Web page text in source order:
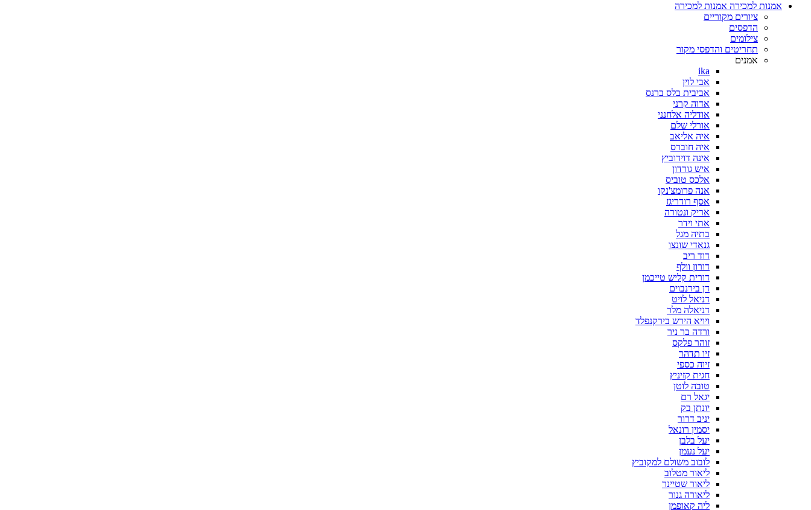
אמנות למכירה אמנות למכירה
ציורים מקוריים
הדפסים
צילומים
תחריטים והדפסי מקור
אמנים
ika
אבי לוין
אביבית בלס ברנס
אדוה קרני
אודליה אלחנני
אורלי שלם
איה אליאב
איה חוברס
אינה דוידוביץ
איש גורדון
אלכס טוביס
אנה פרומצ'נקו
אסף רודריגז
אריק ונטורה
אתי וידר
בתיה מגל
גנאדי שונצו
דוד ריב
דורון וולף
דורית קליש טייכמן
דן בירנבוים
דניאל לויט
דניאלה מלר
ויויא הירש בירקנפלד
ורדה בר ניר
זוהר פלקס
זיו תדהר
זיוה כספי
חגית קזיניץ
טובה לוטן
יגאל רם
יונתן בק
יניב דרור
יסמין רונאל
יעל בלבן
יעל נעמן
לובוב משולם למקוביץ
ליאור מטלוב
ליאור שטיינר
ליאורה גנור
ליה קאופמן